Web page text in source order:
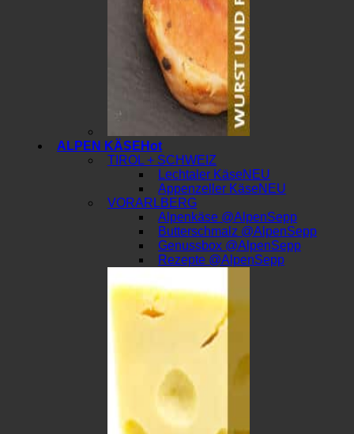
ALPEN KÄSE
TIROL + SCHWEIZ
Lechtaler Käse
Appenzeller Käse
VORARLBERG
Alpenkäse @AlpenSepp
Butterschmalz @AlpenSepp
Genussbox @AlpenSepp
Rezepte @AlpenSepp